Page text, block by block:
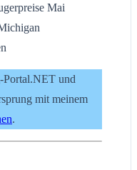
Mai
Portal.NET und
mit meinem
.